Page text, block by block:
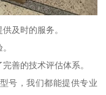
及时的服务。
善的技术评估体系。
号，我们都能提供专业